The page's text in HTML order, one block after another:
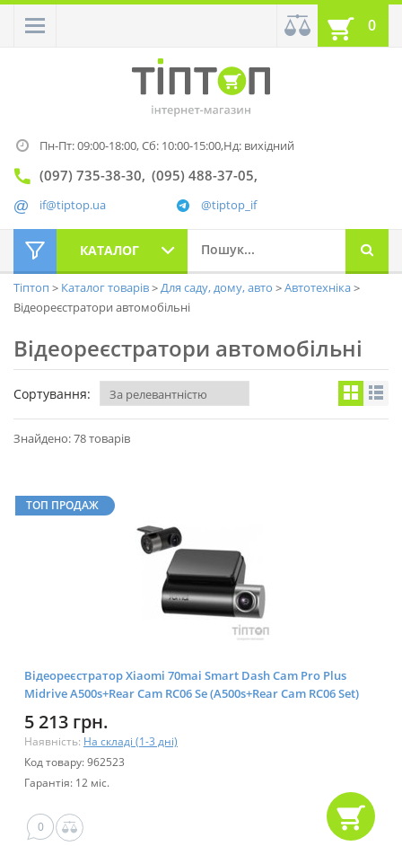
0
Пн-Пт: 09:00-18:00,Сб: 10:00-15:00,Нд: вихідний
(097) 735-38-30 (095) 488-37-05
@tiptop_if
if@tiptop.ua
КАТАЛОГ
Тіптоп Каталог товарів Для саду, дому, авто
Автотехніка
Відеореєстратори автомобільні
Відеореєстратори автомобільні
Сортування:
Знайдено: 78 товарів
ТОП ПРОДАЖ
Відеореєстратор Xiaomi 70mai Smart Dash Cam Pro Plus
Midrive A500s+Rear Cam RC06 Se (A500s+Rear Cam RC06 Set)
5 213 грн.
Наявність: На складі (1-3 дні)
Код товару: 962523
Гарантія: 12 міс.
0